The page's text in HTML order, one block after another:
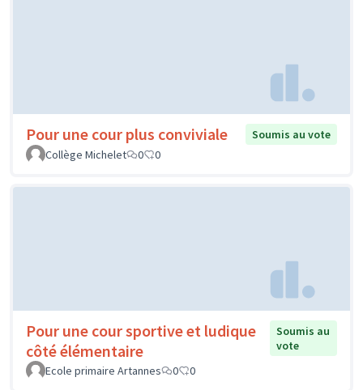
Pour une cour plus conviviale
Soumis au vote
Collège Michelet
0 0
Pour une cour sportive et ludique
côté élémentaire
Soumis au
vote
Ecole primaire Artannes
0 0